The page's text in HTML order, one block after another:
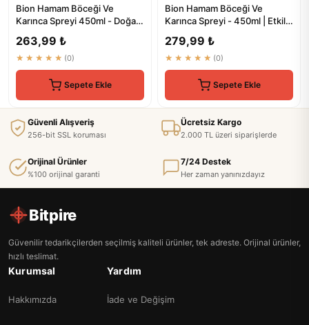
Bion Hamam Böceği Ve
Karınca Spreyi 450ml - Doğal
263,99 ₺
★★★★★ (0)
Sepete Ekle
Bion Hamam Böceği Ve
Karınca Spreyi - 450ml | Etkili
279,99 ₺
★★★★★ (0)
Sepete Ekle
Güvenli Alışveriş
256-bit SSL koruması
Ücretsiz Kargo
2.000 TL üzeri siparişlerde
Orijinal Ürünler
%100 orijinal garanti
7/24 Destek
Her zaman yanınızdayız
Bitpire
Güvenilir tedarikçilerden seçilmiş kaliteli ürünler, tek adreste. Orijinal ürünler,
hızlı teslimat.
Kurumsal
Hakkımızda
Yardım
İade ve Değişim